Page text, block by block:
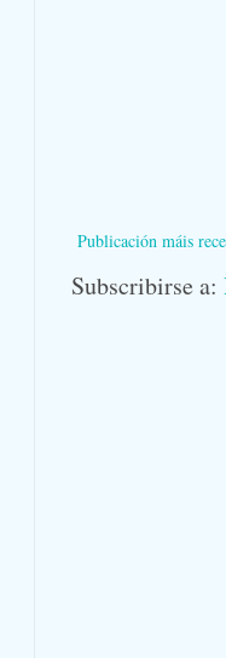
Publicación máis
Subscribirse a: